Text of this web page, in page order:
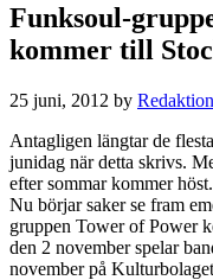
Funksoul-
kommer till
25 juni, 2012 by
Antagligen längtar de
junidag när detta skrivs.
efter sommar kommer höst.
Nu börjar saker se fram
gruppen Tower of Power
den 2 november spelar
november på